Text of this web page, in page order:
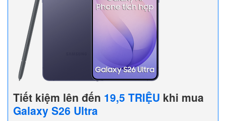
Tiết kiệm lên đến 19,5 TRIỆU khi mua
Galaxy S26 Ultra